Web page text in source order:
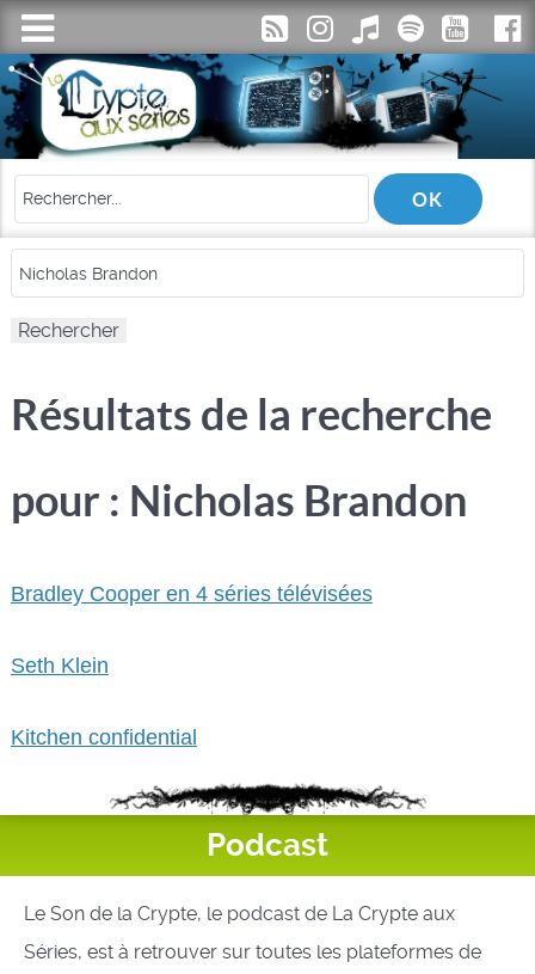
Résultats de la recherche
pour : Nicholas Brandon
Bradley Cooper en 4 séries télévisées
Seth Klein
Kitchen confidential
Podcast
Le Son de la Crypte, le podcast de La Crypte aux
Séries, est à retrouver sur toutes les plateformes de